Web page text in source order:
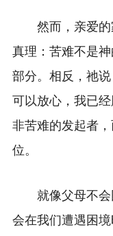
然而，亲爱
真理：苦难不是
部分。相反，祂
可以放心，我已经
非苦难的发起者
位。
就像父母不
会在我们遭遇困